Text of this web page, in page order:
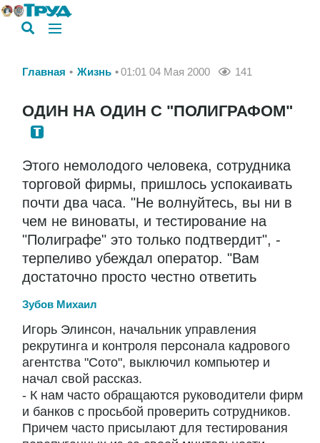
Главная Жизнь 01:01 04 Мая 2000 141
ОДИН НА ОДИН С "ПОЛИГРАФОМ"
Этого немолодого человека, сотрудника
торговой фирмы, пришлось успокаивать
почти два часа. "Не волнуйтесь, вы ни в
чем не виноваты, и тестирование на
"Полиграфе" это только подтвердит", -
терпеливо убеждал оператор. "Вам
достаточно просто честно ответить
Зубов Михаил
Игорь Элинсон, начальник управления
рекрутинга и контроля персонала кадрового
агентства "Сото", выключил компьютер и
начал свой рассказ.
- К нам часто обращаются руководители фирм
и банков с просьбой проверить сотрудников.
Причем часто присылают для тестирования